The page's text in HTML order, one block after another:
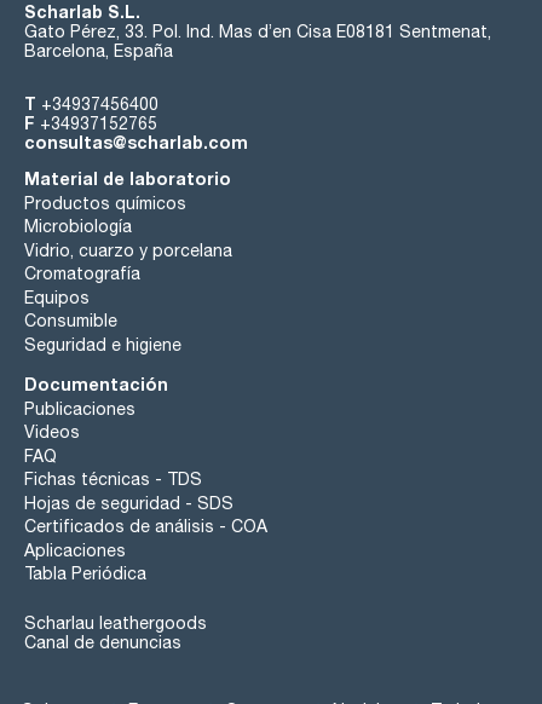
Scharlab S.L.
Gato Pérez, 33. Pol. Ind. Mas d’en Cisa E08181 Sentmenat,
Barcelona, España
T +34937456400
F +34937152765
consultas@scharlab.com
Material de laboratorio
Productos químicos
Microbiología
Vidrio, cuarzo y porcelana
Cromatografía
Equipos
Consumible
Seguridad e higiene
Documentación
Publicaciones
Videos
FAQ
Fichas técnicas - TDS
Hojas de seguridad - SDS
Certificados de análisis - COA
Aplicaciones
Tabla Periódica
Scharlau leathergoods
Canal de denuncias